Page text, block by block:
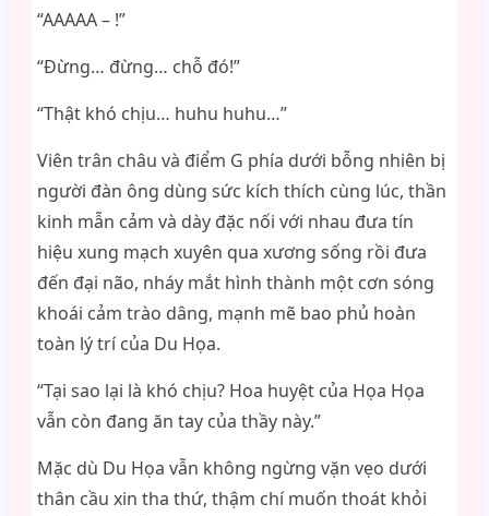
“AAAAA – !”
“Đừng… đừng… chỗ đó!”
“Thật khó chịu… huhu huhu…”
Viên trân châu và điểm G phía dưới bỗng nhiên bị
người đàn ông dùng sức kích thích cùng lúc, thần
kinh mẫn cảm và dày đặc nối với nhau đưa tín
hiệu xung mạch xuyên qua xương sống rồi đưa
đến đại não, nháy mắt hình thành một cơn sóng
khoái cảm trào dâng, mạnh mẽ bao phủ hoàn
toàn lý trí của Du Họa.
“Tại sao lại là khó chịu? Hoa huyệt của Họa Họa
vẫn còn đang ăn tay của thầy này.”
Mặc dù Du Họa vẫn không ngừng vặn vẹo dưới
thân cầu xin tha thứ, thậm chí muốn thoát khỏi